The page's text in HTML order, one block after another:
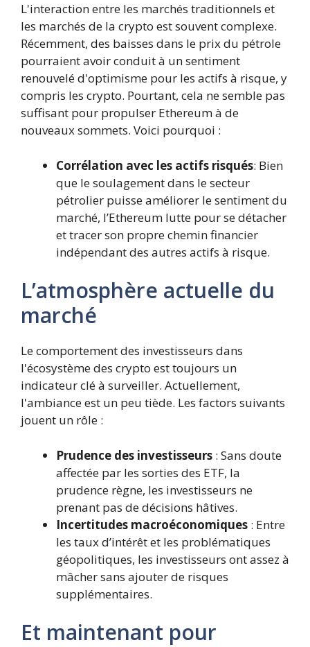
L'interaction entre les marchés traditionnels et
les marchés de la crypto est souvent complexe.
Récemment, des baisses dans le prix du pétrole
pourraient avoir conduit à un sentiment
renouvelé d'optimisme pour les actifs à risque, y
compris les crypto. Pourtant, cela ne semble pas
suffisant pour propulser Ethereum à de
nouveaux sommets. Voici pourquoi :
Corrélation avec les actifs risqués: Bien
que le soulagement dans le secteur
pétrolier puisse améliorer le sentiment du
marché, l’Ethereum lutte pour se détacher
et tracer son propre chemin financier
indépendant des autres actifs à risque.
L’atmosphère actuelle du
marché
Le comportement des investisseurs dans
l'écosystème des crypto est toujours un
indicateur clé à surveiller. Actuellement,
l'ambiance est un peu tiède. Les factors suivants
jouent un rôle :
Prudence des investisseurs : Sans doute
affectée par les sorties des ETF, la
prudence règne, les investisseurs ne
prenant pas de décisions hâtives.
Incertitudes macroéconomiques : Entre
les taux d’intérêt et les problématiques
géopolitiques, les investisseurs ont assez à
mâcher sans ajouter de risques
supplémentaires.
Et maintenant pour